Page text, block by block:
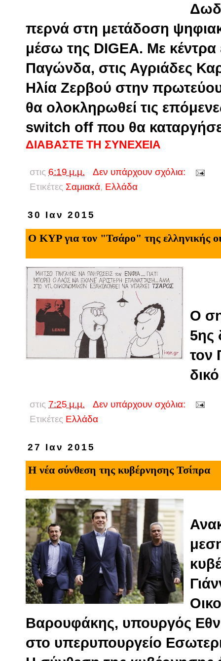
περνά στη μετάδοση
μέσω της DIGEA. Με
Παγώνδα, στις Αγριάδες
Ηλία Ζερβού στην
θα ολοκληρωθεί τις
switch off που θα
ΔΙΑΒΑΣΤΕ ΤΗ ΣΥΝΕΧΕΙΑ
στις 6:19 μ.μ.
Δεν υπάρχουν σχόλια:
Ετικέτες Σαμιακά, Eλλάδα
30 Ιαν 2015
Ο ΚΥΡ για τον "Τσάρο" της ελληνικής
Ο
5ης
τον
στις 7:25 μ.μ.
Δεν υπάρχουν σχόλια:
Ετικέτες Eλλάδα
27 Ιαν 2015
Η νέα σύνθεση της κυβέρνησης Τσίπρα
Βαρουφάκης, υπουργός
στο υπερυπουργείο